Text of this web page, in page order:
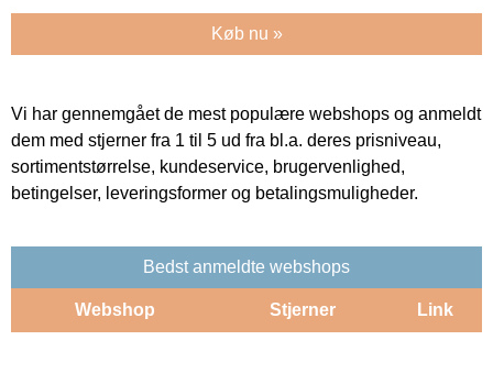
Køb nu »
Vi har gennemgået de mest populære webshops og anmeldt
dem med stjerner fra 1 til 5 ud fra bl.a. deres prisniveau,
sortimentstørrelse, kundeservice, brugervenlighed,
betingelser, leveringsformer og betalingsmuligheder.
Bedst anmeldte webshops
Webshop Stjerner Link